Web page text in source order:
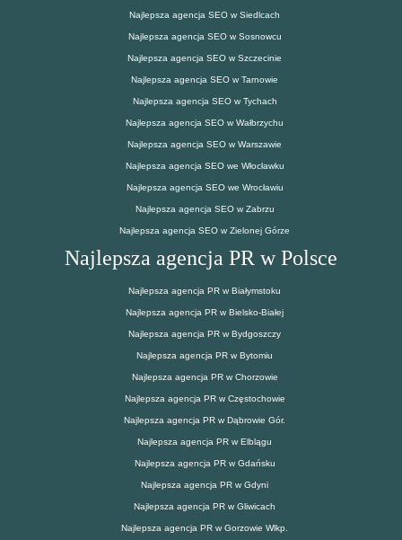
Najlepsza agencja SEO w Siedlcach
Najlepsza agencja SEO w Sosnowcu
Najlepsza agencja SEO w Szczecinie
Najlepsza agencja SEO w Tarnowie
Najlepsza agencja SEO w Tychach
Najlepsza agencja SEO w Wałbrzychu
Najlepsza agencja SEO w Warszawie
Najlepsza agencja SEO we Włocławku
Najlepsza agencja SEO we Wrocławiu
Najlepsza agencja SEO w Zabrzu
Najlepsza agencja SEO w Zielonej Górze
Najlepsza agencja PR w Polsce
Najlepsza agencja PR w Białymstoku
Najlepsza agencja PR w Bielsko-Białej
Najlepsza agencja PR w Bydgoszczy
Najlepsza agencja PR w Bytomiu
Najlepsza agencja PR w Chorzowie
Najlepsza agencja PR w Częstochowie
Najlepsza agencja PR w Dąbrowie Gór.
Najlepsza agencja PR w Elblągu
Najlepsza agencja PR w Gdańsku
Najlepsza agencja PR w Gdyni
Najlepsza agencja PR w Gliwicach
Najlepsza agencja PR w Gorzowie Wlkp.